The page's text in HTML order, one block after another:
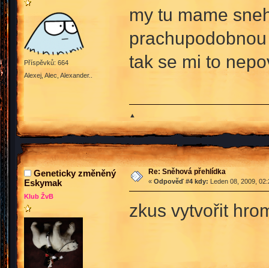
Příspěvků: 664
Alexej, Alec, Alexander..
my tu mame
tak se mi to
▲
Geneticky změněný
Eskymak
Klub ŽvB
Re: Sněhová přehlídka
« Odpověď #4 kdy: Leden 08, 2009,
zkus vytvořit